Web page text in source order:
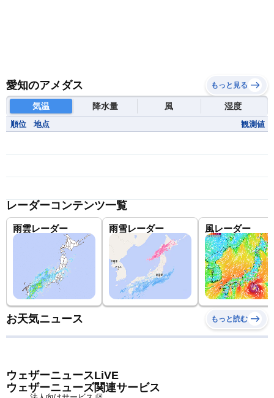
愛知のアメダス もっと見る
気温 降水量 風 湿度
順位 地点 観測値
レーダーコンテンツ一覧
雨雲レーダー 雨雪レーダー 風レーダー
お天気ニュース もっと読む
ウェザーニュースLiVE
ウェザーニューズ関連サービス